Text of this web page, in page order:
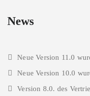
News
Neue Version 11.0
Neue Version 10.0
Version 8.0. des